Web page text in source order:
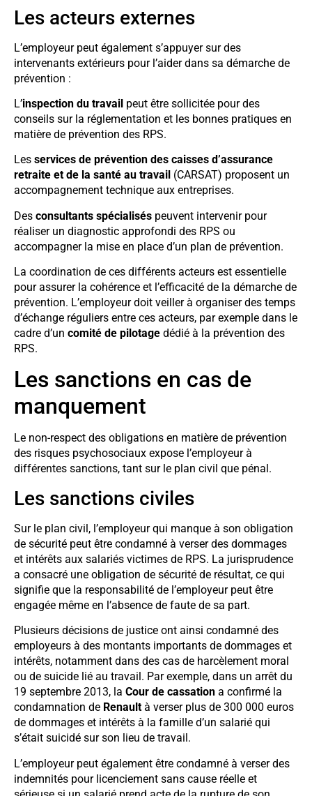
Les acteurs externes
L’employeur peut également s’appuyer sur des
intervenants extérieurs pour l’aider dans sa démarche de
prévention :
L’inspection du travail peut être sollicitée pour des
conseils sur la réglementation et les bonnes pratiques en
matière de prévention des RPS.
Les services de prévention des caisses d’assurance
retraite et de la santé au travail (CARSAT) proposent un
accompagnement technique aux entreprises.
Des consultants spécialisés peuvent intervenir pour
réaliser un diagnostic approfondi des RPS ou
accompagner la mise en place d’un plan de prévention.
La coordination de ces différents acteurs est essentielle
pour assurer la cohérence et l’efficacité de la démarche de
prévention. L’employeur doit veiller à organiser des temps
d’échange réguliers entre ces acteurs, par exemple dans le
cadre d’un comité de pilotage dédié à la prévention des
RPS.
Les sanctions en cas de
manquement
Le non-respect des obligations en matière de prévention
des risques psychosociaux expose l’employeur à
différentes sanctions, tant sur le plan civil que pénal.
Les sanctions civiles
Sur le plan civil, l’employeur qui manque à son obligation
de sécurité peut être condamné à verser des dommages
et intérêts aux salariés victimes de RPS. La jurisprudence
a consacré une obligation de sécurité de résultat, ce qui
signifie que la responsabilité de l’employeur peut être
engagée même en l’absence de faute de sa part.
Plusieurs décisions de justice ont ainsi condamné des
employeurs à des montants importants de dommages et
intérêts, notamment dans des cas de harcèlement moral
ou de suicide lié au travail. Par exemple, dans un arrêt du
19 septembre 2013, la Cour de cassation a confirmé la
condamnation de Renault à verser plus de 300 000 euros
de dommages et intérêts à la famille d’un salarié qui
s’était suicidé sur son lieu de travail.
L’employeur peut également être condamné à verser des
indemnités pour licenciement sans cause réelle et